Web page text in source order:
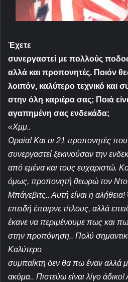
Έχετε
συνεργαστεί με πολλούς
αλλά και προπονητές. Ποιόν
λοιπόν, καλύτερο τεχνικό και
στην όλη καριέρα σας; Ποιά
αγαπημένη σας ενδεκάδα;
«Χμμ..
Ωραία! Και οι 21 προπονητές
συνεργαστεί ξεκινούσαν την
από εμένα και τους ευχαριστώ.
όμως, προπονητή θεωρώ τον
Μπάγεβιτς.. Αυτή είναι η αλήθεια!
επειδή έπαιρνε τίτλους, αλλά
έκανε να περιμένουμε πως και
στην προπόνηση.. Πολύ
Καλύτερο
συμπαίκτη δεν θα πω έναν αλλά
ακόμα.. Πιστεύω είναι λίγο άδικο!